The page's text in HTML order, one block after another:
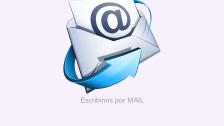
Escribinos por MAIL